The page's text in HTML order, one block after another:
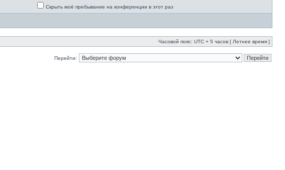
Скрыть моё пребывание на конференции в этот раз
Часовой пояс: UTC + 5 часов [ Летнее время ]
Перейти: